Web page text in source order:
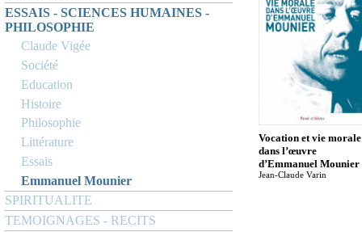
ESSAIS - SCIENCES HUMAINES -
PHILOSOPHIE
Claude Vigée
Société
Education
Histoire
Philosophie
Littérature
Essais
Emmanuel Mounier
SPIRITUALITE
TEMOIGNAGES - RECITS
Vocation et vie morale
dans l’œuvre
d’Emmanuel Mounier
Jean-Claude Varin